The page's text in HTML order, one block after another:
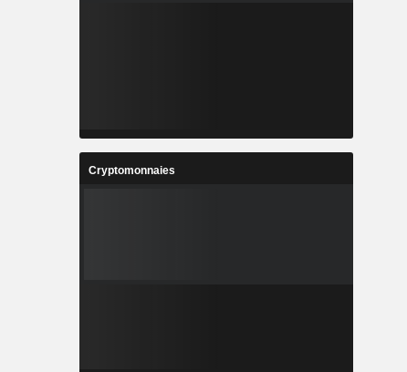
Cryptomonnaies